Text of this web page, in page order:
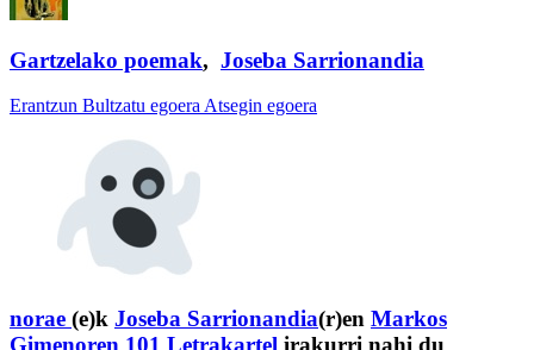
Gartzelako poemak, Joseba Sarrionandia
Erantzun Bultzatu egoera Atsegin egoera
norae (e)k Joseba Sarrionandia(r)en Markos
Gimenoren 101 Letrakartel irakurri nahi du